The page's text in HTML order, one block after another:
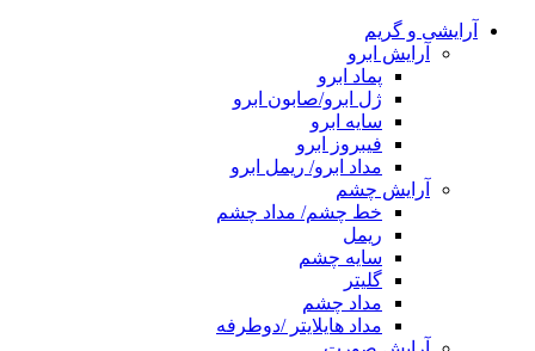
آرایشی و گریم
آرایش ابرو
پماد ابرو
ژل ابرو/صابون ابرو
سایه ابرو
فیبروز ابرو
مداد ابرو/ ریمل ابرو
آرایش چشم
خط چشم/ مداد چشم
ریمل
سایه چشم
گلیتر
مداد چشم
مداد هایلایتر /دوطرفه